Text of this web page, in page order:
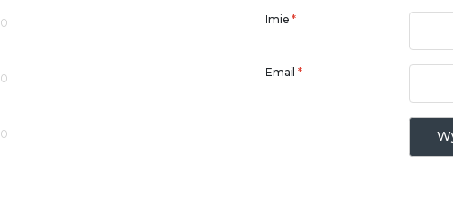
0
0
0
Imie*
Email*